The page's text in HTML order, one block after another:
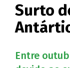
Surto
Entre